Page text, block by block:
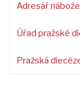
Adresář
Úřad pražské
Pražská